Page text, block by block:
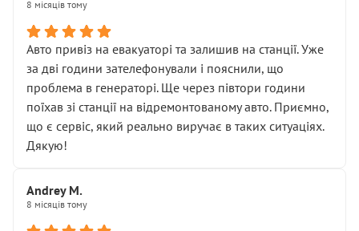
• сказали, що тепер “потрібно знімати колеса”
• що біля авто стояти вже не можна
• почали озвучувати купу додаткових робіт без
чіткого пояснення
( ну все зняли та доробили) дякую!
Окремий момент, який виглядає абсурдно:
мені заявили, що бачок гальмівної рідини потрібно
міняти разом із головним гальмівним циліндром у
Для людини, яка хоча б трохи розуміється на техніці,
це звучить як мінімум непрофесійно, а як максимум —
спроба продати дорогий вузол замість елементарних
8 місяців тому
Авто привіз на евакуаторі та залишив на станції. Уже
за дві години зателефонували і пояснили, що
проблема в генераторі. Ще через півтори години
поїхав зі станції на відремонтованому авто. Приємно,
що є сервіс, який реально виручає в таких ситуаціях.
Дякую!
Andrey M.
8 місяців тому